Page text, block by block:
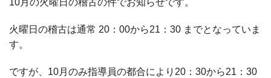
10月の火曜日の稽古の件でお知らせです。
火曜日の稽古は通常 20：00から21：30 までとなっていま
す。
ですが、10月のみ指導員の都合により20：30から21：30